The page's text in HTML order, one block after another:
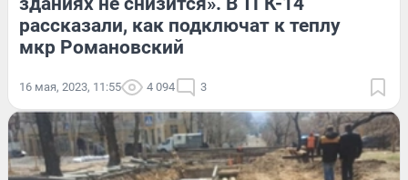
рассказали, как подключат к теплу
мкр Романовский
16 мая, 2023, 11:55 4 094 3